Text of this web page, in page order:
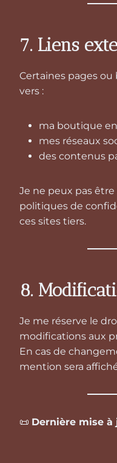
7. Liens
Certaines pages
vers :
ma boutique
mes réseaux
des contenus
Je ne peux pas
politiques de
ces sites tiers.
8.
Je me réserve le
modifications aux
En cas de
mention sera
📜 Dernière mise à